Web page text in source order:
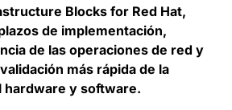
Blocks for Red Hat,
de implementación,
de las operaciones de red y
más rápida de la
hardware y software.